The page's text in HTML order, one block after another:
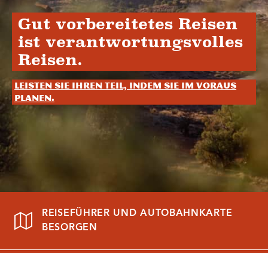
Gut vorbereitetes Reisen
ist verantwortungsvolles
Reisen.
Leisten Sie Ihren Teil, indem Sie im Voraus
planen.
REISEFÜHRER UND AUTOBAHNKARTE
BESORGEN